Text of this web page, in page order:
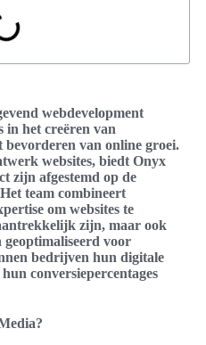
webdevelopment
in het creëren van
bevorderen van online groei.
websites, biedt Onyx
zijn afgestemd op de
team combineert
om websites te
zijn, maar ook
voor
bedrijven hun digitale
conversiepercentages